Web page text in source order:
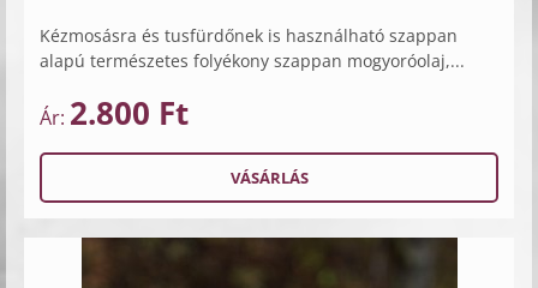
Kézmosásra és tusfürdőnek is használható szappan
alapú természetes folyékony szappan mogyoróolaj,...
Ár: 2.800 Ft